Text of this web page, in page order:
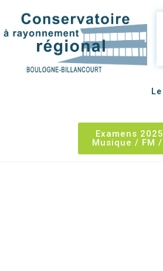
Examens
Musique / FM